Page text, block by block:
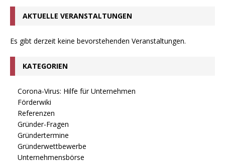
AKTUELLE VERANSTALTUNGEN
Es gibt derzeit keine bevorstehenden Veranstaltungen.
KATEGORIEN
Corona-Virus: Hilfe für Unternehmen
Förderwiki
Referenzen
Gründer-Fragen
Gründertermine
Gründerwettbewerbe
Unternehmensbörse